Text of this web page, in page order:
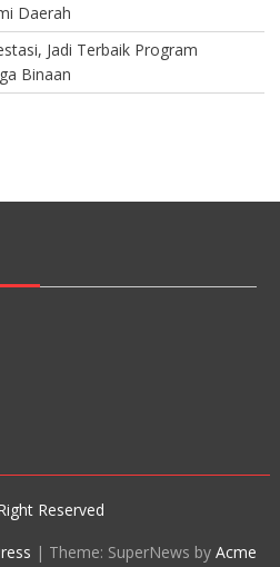
Daerah
Jadi Terbaik Program
Binaan
Reserved
| Theme: SuperNews byAcme